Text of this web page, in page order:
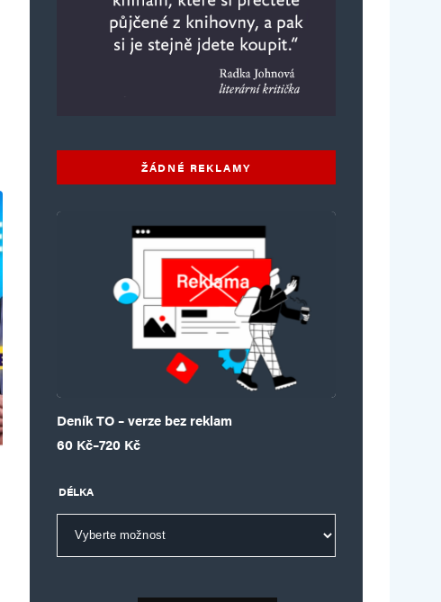
ŽÁDNÉ REKLAMY
Deník TO – verze bez reklam
60 Kč–720 Kč
Rozpětí cen: 60 Kč až 720 Kč
DÉLKA